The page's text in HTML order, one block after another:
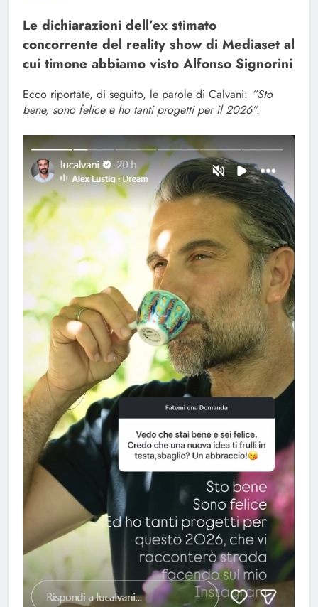
Le dichiarazioni dell’ex stimato
concorrente del reality show di Mediaset al
cui timone abbiamo visto Alfonso Signorini
Ecco riportate, di seguito, le parole di Calvani: “Sto
bene, sono felice e ho tanti progetti per il 2026”.